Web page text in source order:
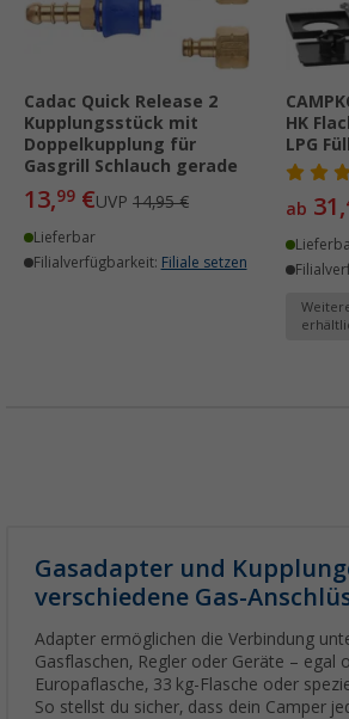
Cadac Quick Release 2
Kupplungsstück mit
Doppelkupplung für
Gasgrill Schlauch gerade
13,99 €UVP 14,95 €
Lieferbar
Filialverfügbarkeit: Filiale setzen
HK
LPG
ab 31,
Gasadapter und
verschiedene Gas-
Adapter ermöglichen die Verbindung
Gasflaschen, Regler oder Geräte – egal
Europaflasche, 33 kg-Flasche oder
So stellst du sicher, dass dein Camper